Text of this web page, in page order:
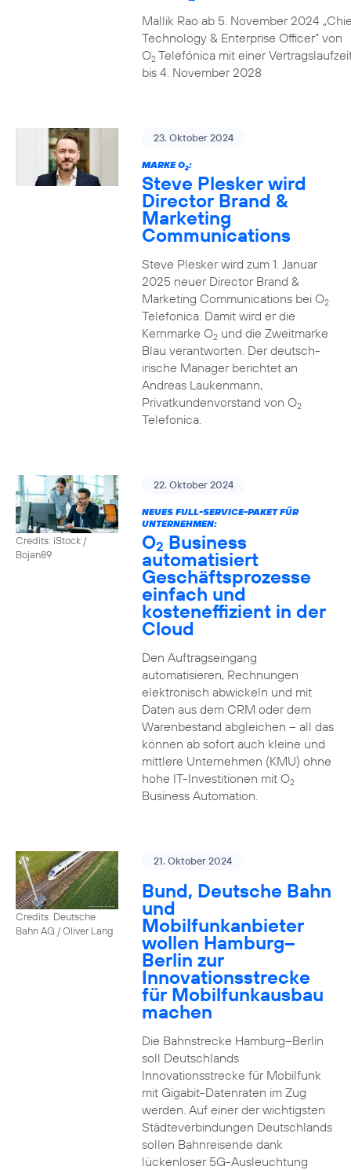
Mallik Rao ab 5. November 2024
Technology & Enterprise Officer” von
O2Telefónica mit einer
bis 4. November 2028
23. Oktober 2024
MARKE O2:
Steve Plesker wird
Director Brand &
Marketing
Communications
Steve Plesker wird zum 1. Januar
2025 neuer Director Brand &
Marketing Communications bei O2
Telefonica. Damit wird er die
Kernmarke O2und die Zweitmarke
Blau verantworten. Der deutsch-
irische Manager berichtet an
Andreas Laukenmann,
Privatkundenvorstand von O2
Telefonica.
Credits: iStock /
Bojan89
22. Oktober 2024
NEUES FULL-SERVICE-PAKET FÜR
UNTERNEHMEN:
O2 Business
automatisiert
Geschäftsprozesse
einfach und
kosteneffizient in der
Cloud
Den Auftragseingang
automatisieren, Rechnungen
elektronisch abwickeln und mit
Daten aus dem CRM oder dem
Warenbestand abgleichen – all das
können ab sofort auch kleine und
mittlere Unternehmen (KMU) ohne
hohe IT-Investitionen mit O2
Business Automation.
Credits: Deutsche
Bahn AG / Oliver Lang
21. Oktober 2024
Bund, Deutsche Bahn
und
Mobilfunkanbieter
wollen Hamburg–
Berlin zur
Innovationsstrecke
für Mobilfunkausbau
machen
Die Bahnstrecke Hamburg–Berlin
soll Deutschlands
Innovationsstrecke für Mobilfunk
mit Gigabit-Datenraten im Zug
werden. Auf einer der wichtigsten
Städteverbindungen Deutschlands
sollen Bahnreisende dank
lückenloser 5G-Ausleuchtung